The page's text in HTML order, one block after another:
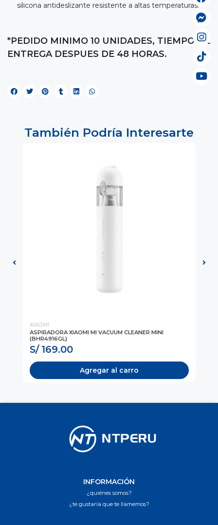
silicona antideslizante resistente a altas temperaturas.
*PEDIDO MINIMO 10 UNIDADES, TIEMPO DE
ENTREGA DESPUES DE 48 HORAS.
También Podría Interesarte
XIAOMI
ASPIRADORA XIAOMI MI VACUUM CLEANER MINI
(BHR4916GL)
S/ 169.00
Agregar al carro
INFORMACIÓN
¿quiénes somos?
¿te gustaría que te llamemos?